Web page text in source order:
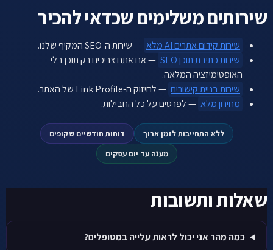
שירותים משלימים שכדאי להכיר
שירות קידום אתרים AI מלא
— שירות ה-SEO המקיף שלנו.
שירות כתיבת תוכן SEO
— אם אתם צריכים רק תוכן בלי
האופטימיזציה המלאה.
שירות בניית קישורים — לחיזוק ה-Link Profile של האתר.
מחירון מלא — לפרטים על כל החבילות.
ללא התחייבות לזמן ארוך
דוחות חודשיים שקופים
מענה עד יום עסקים
שאלות ותשובות
כמה מהר אני יכול לראות עלייה במטופלים?